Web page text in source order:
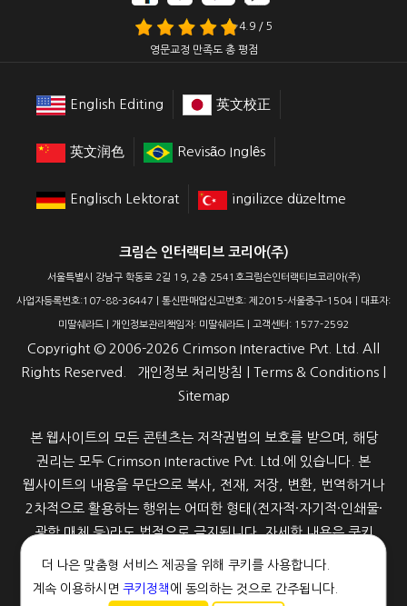
더 나은 맞춤형 서비스 제공을 위해 쿠키를 사용합니다.
계속 이용하시면 쿠키정책 에 동의하는 것으로 간주됩니다.
4.9 / 5
영문교정 만족도 총 평점
English Editing 英文校正
英文润色 Revisão Inglês
Englisch Lektorat ingilizce düzeltme
크림슨 인터랙티브 코리아(주)
서울특별시 강남구 학동로 2길 19, 2층 2541호크림슨인터랙티브코리아(주)
사업자등록번호:107-88-36447 | 통신판매업신고번호: 제2015-서울중구-1504 | 대표자:
미딸쉐라드 | 개인정보관리책임자: 미딸쉐라드 | 고객센터: 1577-2592
Copyright © 2006-2026 Crimson Interactive Pvt. Ltd. All
Rights Reserved. 개인정보 처리방침 Terms & Conditions
Sitemap
본 웹사이트의 모든 콘텐츠는 저작권법의 보호를 받으며, 해당
권리는 모두 Crimson Interactive Pvt. Ltd.에 있습니다. 본
웹사이트의 내용을 무단으로 복사, 전재, 저장, 변환, 번역하거나
2차적으로 활용하는 행위는 어떠한 형태(전자적·자기적·인쇄물·
광학 매체 등)라도 법적으로 금지됩니다. 자세한 내용은 쿠키
정책을 참고해 주세요.